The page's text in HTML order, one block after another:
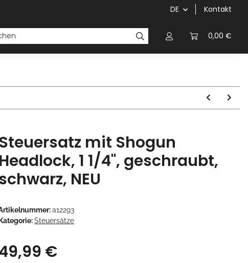
DE Kontakt
0,00 €
Kettenblätter/Kassetten Kurbeln/
Steuersatz mit Shogun
Headlock, 1 1/4", geschraubt,
NEU
a12293
Steuersätze
€